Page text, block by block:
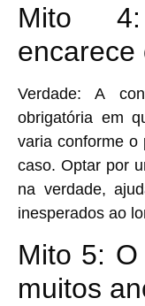
Mito
encarece
Verdade: A
obrigatória em
varia conforme o
caso. Optar por
na verdade,
inesperados ao
Mito 5:
muitos